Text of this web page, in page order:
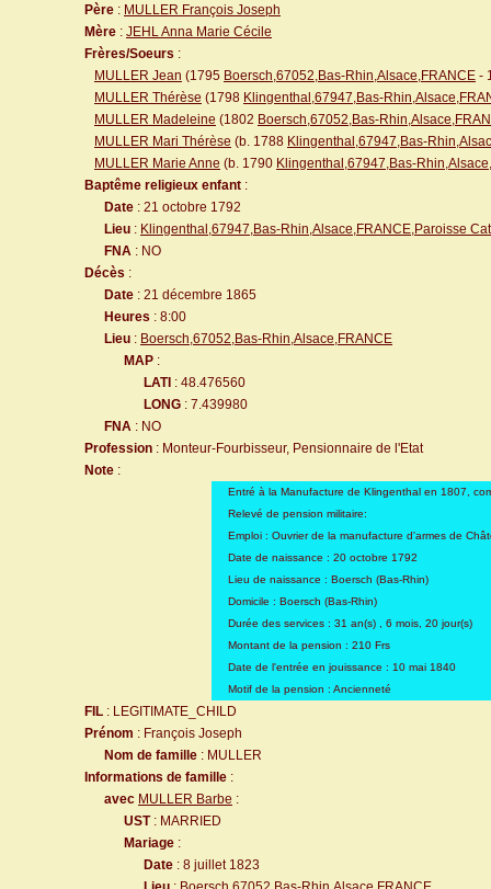
Père : MULLER François Joseph
Mère : JEHL Anna Marie Cécile
Frères/Soeurs :
MULLER Jean (1795 Boersch,67052,Bas-Rhin,Alsace,FRANCE -
MULLER Thérèse (1798 Klingenthal,67947,Bas-
MULLER Madeleine (1802 Boersch,67052,Bas-
MULLER Mari Thérèse (b. 1788 Klingenthal,67947,Bas-
MULLER Marie Anne (b. 1790 Klingenthal,67947,Bas-
Baptême religieux enfant :
Date : 21 octobre 1792
Lieu : Klingenthal,67947,Bas-Rhin,Alsace,FRANCE,Paroisse
FNA : NO
Décès :
Date : 21 décembre 1865
Heures : 8:00
Lieu : Boersch,67052,Bas-Rhin,Alsace,FRANCE
MAP :
LATI : 48.476560
LONG : 7.439980
FNA : NO
Profession : Monteur-Fourbisseur, Pensionnaire de l'Etat
Note :
Entré à la Manufacture de Klingenthal en 1807,
Relevé de pension militaire:
Emploi : Ouvrier de la manufacture d'armes de
Date de naissance : 20 octobre 1792
Lieu de naissance : Boersch (Bas-Rhin)
Domicile : Boersch (Bas-Rhin)
Durée des services : 31 an(s) , 6 mois, 20 jour(s)
Montant de la pension : 210 Frs
Date de l'entrée en jouissance : 10 mai 1840
Motif de la pension : Ancienneté
FIL : LEGITIMATE_CHILD
Prénom : François Joseph
Nom de famille : MULLER
Informations de famille :
avec MULLER Barbe :
UST: MARRIED
Mariage :
Date : 8 juillet 1823